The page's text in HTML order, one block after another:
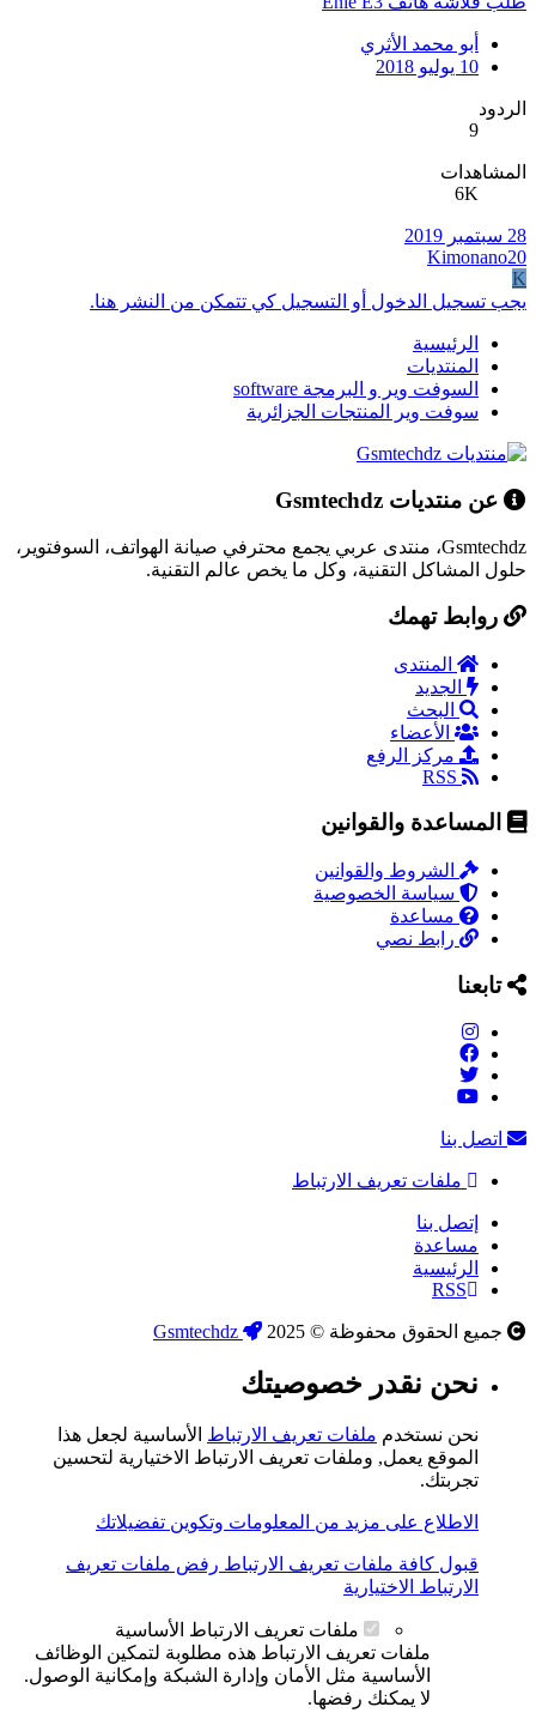
أبو محمد الأثري
10 يوليو 2018
الردود
9
المشاهدات
6K
28 سبتمبر 2019
Kimonano20
K
يجب تسجيل الدخول أو التسجيل كي تتمكن من النشر هنا.
الرئيسية
المنتديات
السوفت وير و البرمجة software
سوفت وير المنتجات الجزائرية
عن منتديات Gsmtechdz
Gsmtechdz، منتدى عربي يجمع محترفي صيانة الهواتف، السوفتوير،
حلول المشاكل التقنية، وكل ما يخص عالم التقنية.
روابط تهمك
المنتدى
الجديد
البحث
الأعضاء
مركز الرفع
المساعدة والقوانين
الشروط والقوانين
سياسة الخصوصية
مساعدة
رابط نصي
تابعنا
اتصل بنا
ملفات تعريف الارتباط
إتصل بنا
مساعدة
الرئيسية
RSS
جميع الحقوق محفوظة © 2025
نحن نقدر خصوصيتك
نحن نستخدم ملفات تعريف الارتباط الأساسية لجعل هذا
الموقع يعمل, وملفات تعريف الارتباط الاختيارية لتحسين
تجربتك.
الاطلاع على مزيد من المعلومات وتكوين تفضيلاتك
قبول كافة ملفات تعريف الارتباط رفض ملفات تعريف
الارتباط الاختيارية
ملفات تعريف الارتباط الأساسية
ملفات تعريف الارتباط هذه مطلوبة لتمكين الوظائف
الأساسية مثل الأمان وإدارة الشبكة وإمكانية الوصول.
لا يمكنك رفضها.